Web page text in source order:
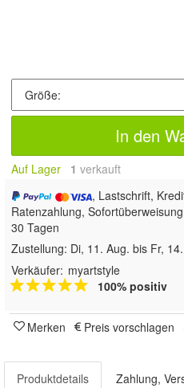
In den
Auf Lager 1 verkauft
, Lastschrift,
Ratenzahlung,
30 Tagen
Zustellung: Di, 11. Aug. bis Fr,
Verkäufer: myartstyle
100% positiv
Merken Preis vorschlagen
Produktdetails Zahlung,